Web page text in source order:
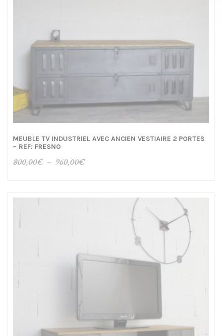
MEUBLE TV INDUSTRIEL AVEC ANCIEN VESTIAIRE 2 PORTES
– REF: FRESNO
800,00€ – 960,00€Plage
800,00€